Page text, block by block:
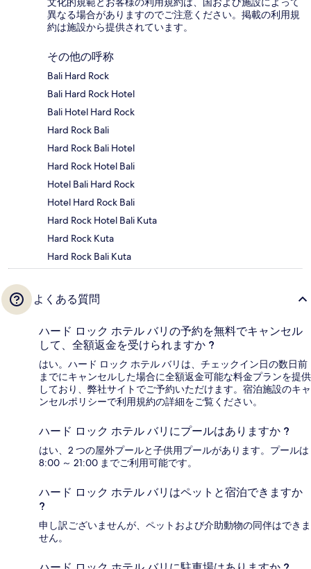
異なる場合がありますのでご注意ください。掲載の利用規
約は施設から提供されています。
その他の呼称
Bali Hard Rock
Bali Hard Rock Hotel
Bali Hotel Hard Rock
Hard Rock Bali
Hard Rock Bali Hotel
Hard Rock Hotel Bali
Hotel Bali Hard Rock
Hotel Hard Rock Bali
Hard Rock Hotel Bali Kuta
Hard Rock Kuta
Hard Rock Bali Kuta
よくある質問
ハード ロック ホテル バリの予約を無料でキャンセル
して、全額返金を受けられますか ?
はい。ハード ロック ホテル バリは、チェックイン日の数日前
までにキャンセルした場合に全額返金可能な料金プランを提供
しており、弊社サイトでご予約いただけます。宿泊施設のキャ
ンセルポリシーで利用規約の詳細をご覧ください。
ハード ロック ホテル バリにプールはありますか ?
はい、2 つの屋外プールと子供用プールがあります。プールは
8:00 ～ 21:00 までご利用可能です。
ハード ロック ホテル バリはペットと宿泊できますか
?
申し訳ございませんが、ペットおよび介助動物の同伴はできま
せん。